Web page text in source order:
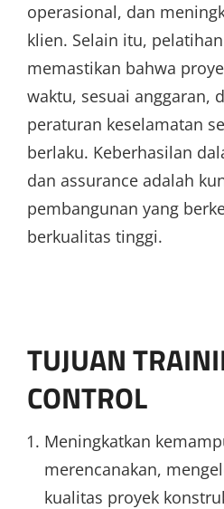
operasional, dan
klien. Selain itu,
memastikan bahwa
waktu, sesuai anggaran,
peraturan keselamatan
berlaku. Keberhasilan
dan assurance adalah
pembangunan yang
berkualitas tinggi.
TUJUAN
CONTROL
Meningkatkan
merencanakan,
kualitas proyek